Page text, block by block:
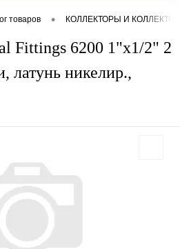
товаров • КОЛЛЕКТОРЫ И
Fittings 6200 1"х1/2" 2
латунь никелир.,